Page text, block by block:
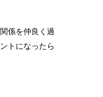
係を仲良く過
トになったら